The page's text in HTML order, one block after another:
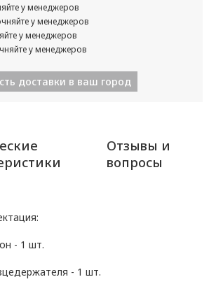
у менеджеров
у менеджеров
у менеджеров
у менеджеров
доставки в ваш город
Отзывы и
вопросы
- 1 шт.
- 1 шт.